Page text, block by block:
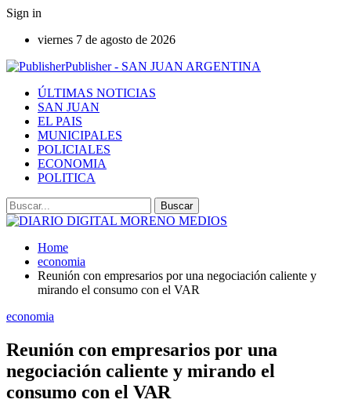
Sign in
viernes 7 de agosto de 2026
Publisher - SAN JUAN ARGENTINA
ÚLTIMAS NOTICIAS
SAN JUAN
EL PAIS
MUNICIPALES
POLICIALES
ECONOMIA
POLITICA
Home
economia
Reunión con empresarios por una negociación caliente y
mirando el consumo con el VAR
economia
Reunión con empresarios por una
negociación caliente y mirando el
consumo con el VAR